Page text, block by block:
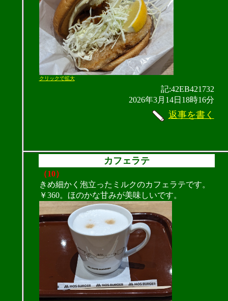
クリックで拡大
記:42EB421732
2026年3月14日18時16分
返事を書く
カフェラテ
（10）
きめ細かく泡立ったミルクのカフェラテです。
￥360。ほのかな甘みが美味しいです。